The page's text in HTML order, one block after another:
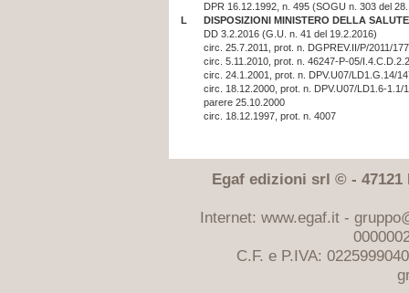
DPR 16.12.1992, n. 495 (SOGU n. 303 del
L
DISPOSIZIONI MINISTERO DELLA SALUTE
DD 3.2.2016 (G.U. n. 41 del 19.2.2016)
circ. 25.7.2011, prot. n. DGPREV.II/P/2011/
circ. 5.11.2010, prot. n. 46247-P-05/I.4.C.D.2.2
circ. 24.1.2001, prot. n. DPV.U07/LD1.G.14/
circ. 18.12.2000, prot. n. DPV.U07/LD1.6-1.1/
parere 25.10.2000
circ. 18.12.1997, prot. n. 4007
Egaf edizioni srl © - 47121
Internet: www.egaf.it -
C.F. e P.IVA: